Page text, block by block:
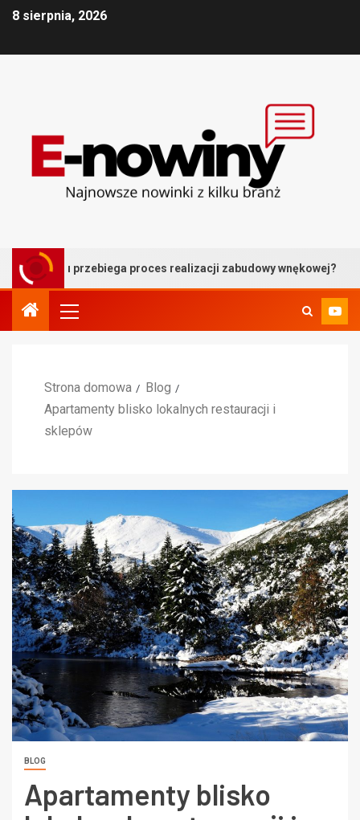
8 sierpnia, 2026
przebiega proces realizacji zabudowy wnękowej?
Strona domowa
Blog
Apartamenty blisko lokalnych restauracji i
sklepów
BLOG
Apartamenty blisko